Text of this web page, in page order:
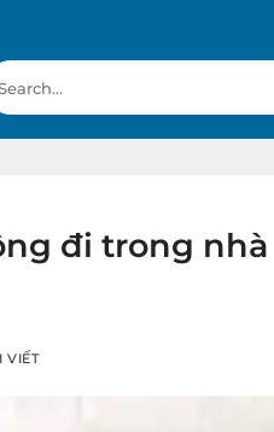
đi trong
VIẾT